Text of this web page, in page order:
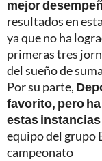
mejor
resultados en
ya que no ha
primeras tres
del sueño de
Por su parte,
favorito, pero
estas
equipo del grupo
campeonato